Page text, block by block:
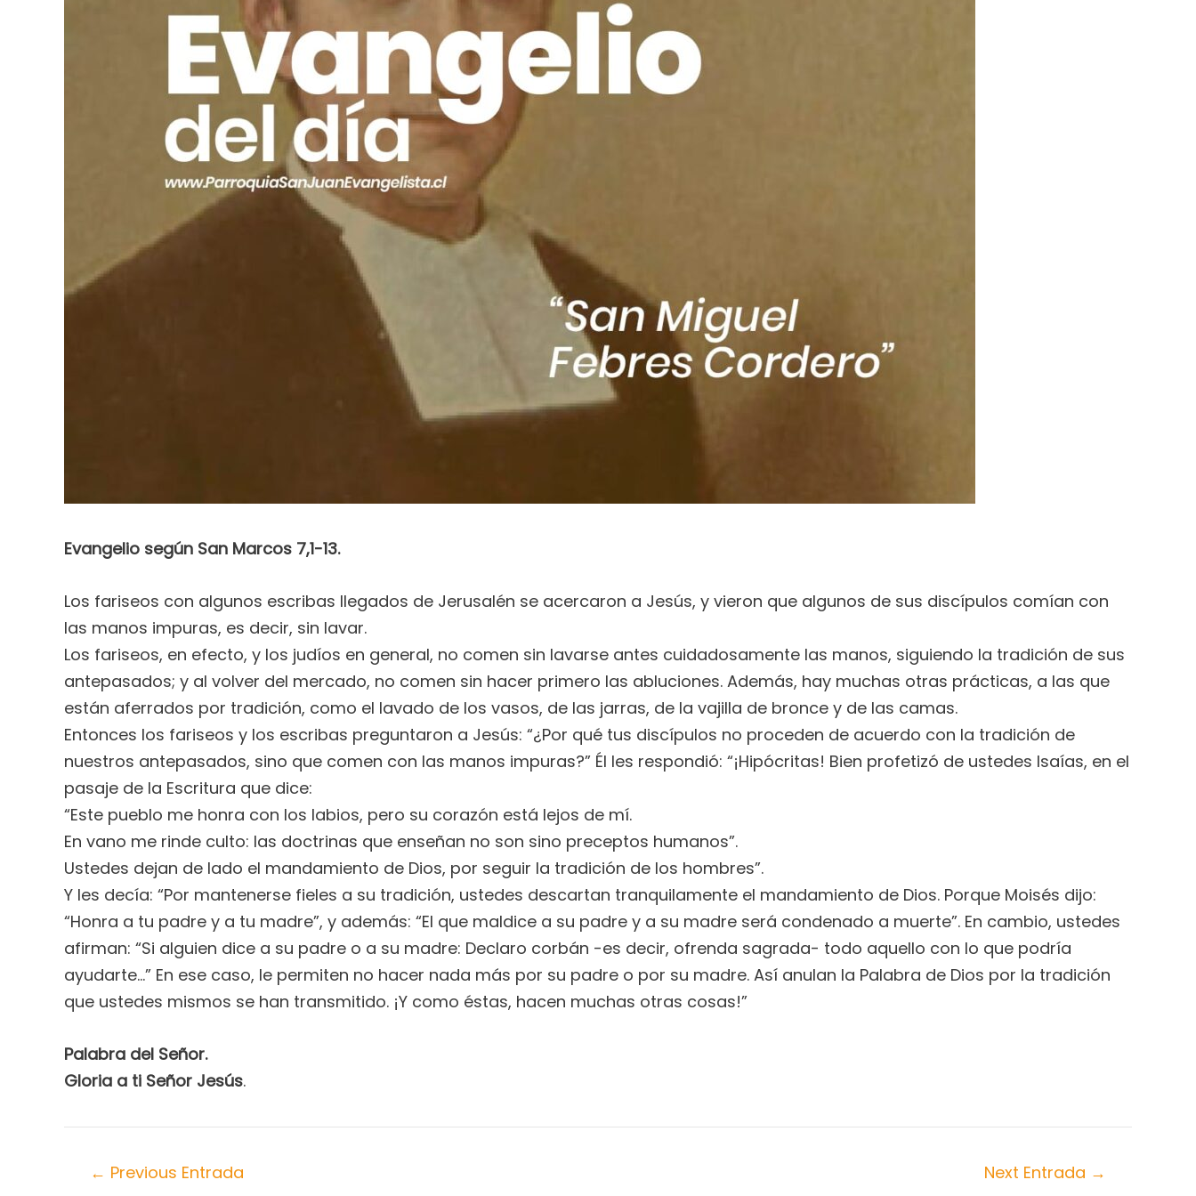
Evangelio según San Marcos 7,1-13.
Los fariseos con algunos escribas llegados de Jerusalén se acercaron a Jesús, y vieron que algunos de sus discípulos comían con
las manos impuras, es decir, sin lavar.
Los fariseos, en efecto, y los judíos en general, no comen sin lavarse antes cuidadosamente las manos, siguiendo la tradición de sus
antepasados; y al volver del mercado, no comen sin hacer primero las abluciones. Además, hay muchas otras prácticas, a las que
están aferrados por tradición, como el lavado de los vasos, de las jarras, de la vajilla de bronce y de las camas.
Entonces los fariseos y los escribas preguntaron a Jesús: “¿Por qué tus discípulos no proceden de acuerdo con la tradición de
nuestros antepasados, sino que comen con las manos impuras?” Él les respondió: “¡Hipócritas! Bien profetizó de ustedes Isaías, en el
pasaje de la Escritura que dice:
“Este pueblo me honra con los labios, pero su corazón está lejos de mí.
En vano me rinde culto: las doctrinas que enseñan no son sino preceptos humanos”.
Ustedes dejan de lado el mandamiento de Dios, por seguir la tradición de los hombres”.
Y les decía: “Por mantenerse fieles a su tradición, ustedes descartan tranquilamente el mandamiento de Dios. Porque Moisés dijo:
“Honra a tu padre y a tu madre”, y además: “El que maldice a su padre y a su madre será condenado a muerte”. En cambio, ustedes
afirman: “Si alguien dice a su padre o a su madre: Declaro corbán -es decir, ofrenda sagrada- todo aquello con lo que podría
ayudarte…” En ese caso, le permiten no hacer nada más por su padre o por su madre. Así anulan la Palabra de Dios por la tradición
que ustedes mismos se han transmitido. ¡Y como éstas, hacen muchas otras cosas!”
Palabra del Señor.
Gloria a ti Señor Jesús.
← Previous Entrada Next Entrada →